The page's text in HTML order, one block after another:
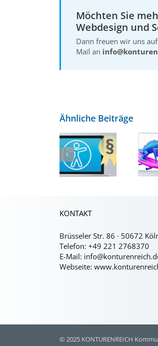
Möchten Sie
Webdesign und
Dann freuen wir uns
Mail an
Ähnliche Beiträge
Barrierefreiheitsstärkungsgesetz
KI-
Generatoren
für die
Visuelle
KONTAKT
Brüsseler Str. 86 · 50672
Telefon: +49 221 2768370
E-Mail:
Webseite:
© 2025 KONTURENREICH